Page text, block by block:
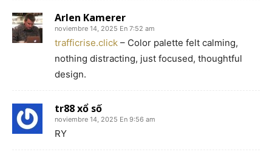
Arlen Kamerer
noviembre 14, 2025 En 7:52 am
trafficrise.click – Color palette felt calming,
nothing distracting, just focused, thoughtful
design.
tr88 xổ số
noviembre 14, 2025 En 9:56 am
RY